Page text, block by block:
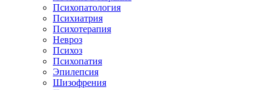
Психопатология
Психиатрия
Психотерапия
Невроз
Психоз
Психопатия
Эпилепсия
Шизофрения